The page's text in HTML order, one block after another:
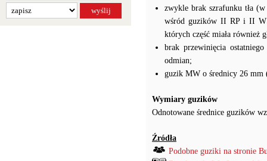
zwykle brak szrafunku tła
wśród guzików II RP i II
których część miała również
brak przewinięcia
odmian;
guzik MW o średnicy 26 mm
Wymiary guzików
Odnotowane średnice guzików
Źródła
Podobne guziki na stronie